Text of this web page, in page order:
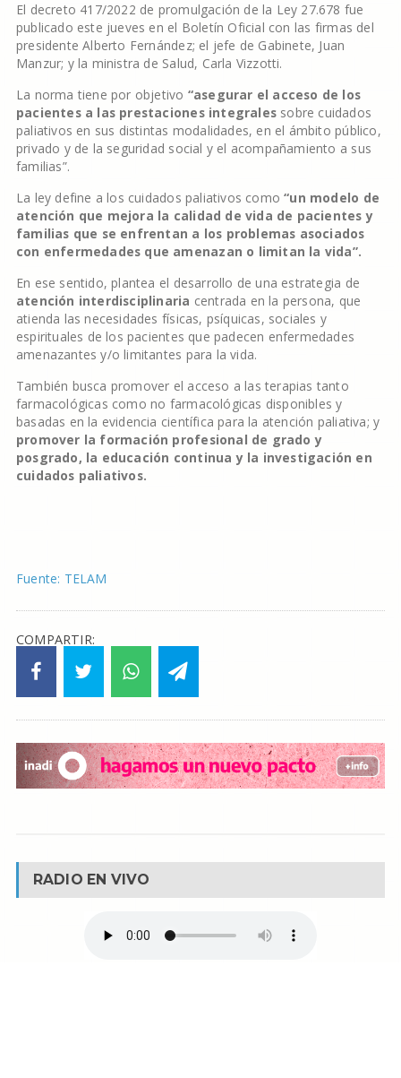
El decreto 417/2022 de promulgación de la Ley 27.678 fue
publicado este jueves en el Boletín Oficial con las firmas del
presidente Alberto Fernández; el jefe de Gabinete, Juan
Manzur; y la ministra de Salud, Carla Vizzotti.
La norma tiene por objetivo “asegurar el acceso de los
pacientes a las prestaciones integrales sobre cuidados
paliativos en sus distintas modalidades, en el ámbito público,
privado y de la seguridad social y el acompañamiento a sus
familias”.
La ley define a los cuidados paliativos como“un modelo de
atención que mejora la calidad de vida de pacientes y
familias que se enfrentan a los problemas asociados
con enfermedades que amenazan o limitan la vida”.
En ese sentido, plantea el desarrollo de una estrategia de
atención interdisciplinaria centrada en la persona, que
atienda las necesidades físicas, psíquicas, sociales y
espirituales de los pacientes que padecen enfermedades
amenazantes y/o limitantes para la vida.
También busca promover el acceso a las terapias tanto
farmacológicas como no farmacológicas disponibles y
basadas en la evidencia científica para la atención paliativa; y
promover la formación profesional de grado y
posgrado, la educación continua y la investigación en
cuidados paliativos.
Fuente: TELAM
COMPARTIR:
RADIO EN VIVO